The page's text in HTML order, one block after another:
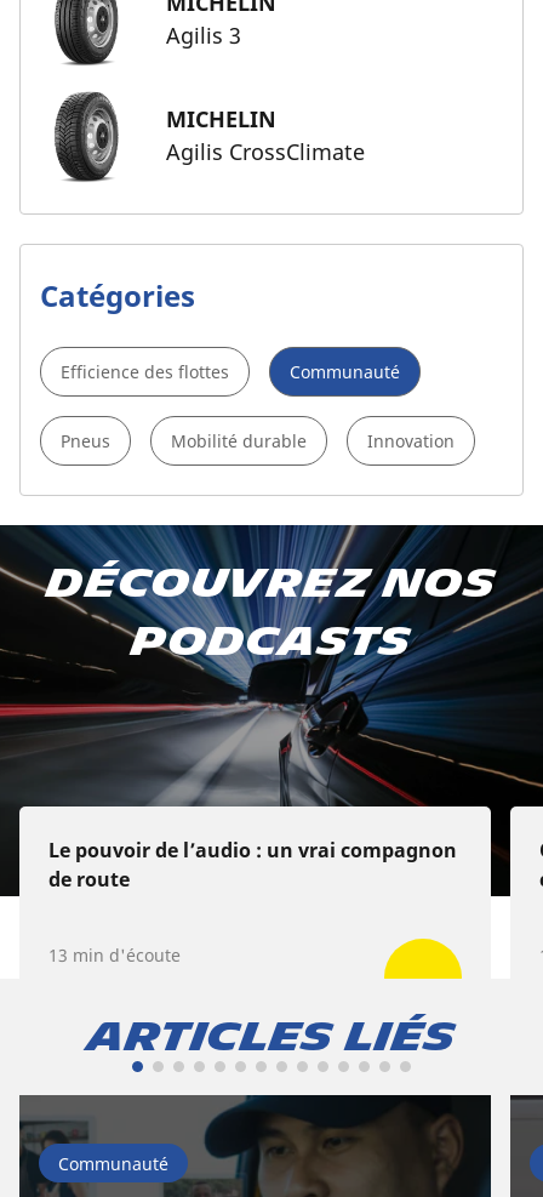
Agilis 3
MICHELIN
Agilis CrossClimate
Catégories
Efficience des flottes Communauté
Pneus Mobilité durable Innovation
Découvrez nos
podcasts
Le pouvoir de l’audio : un vrai compagnon
de route
13 min d'écoute
Abonnez-vous à notre
podcast
Sur Apple Podcasts
Sur Spotify
Sur Deezer
Articles liés
Communauté